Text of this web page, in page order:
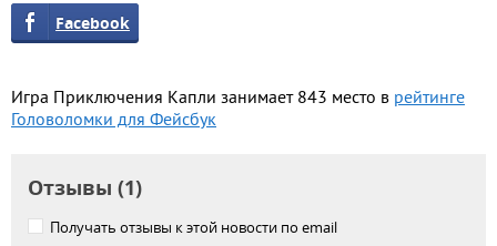
Facebook
Игра Приключения Капли занимает 843 место в рейтинге
Головоломки для Фейсбук
Отзывы (1)
Получать отзывы к этой новости по email